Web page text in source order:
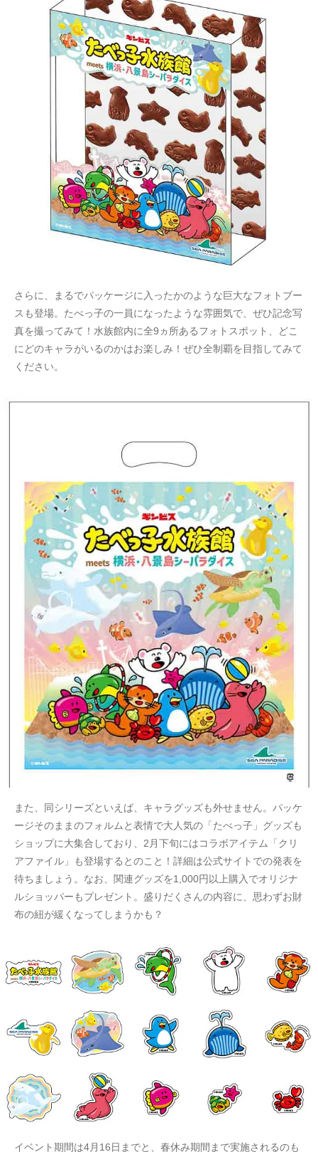
さらに、まるでパッケージに入ったかのような巨大なフォトブー
スも登場。たべっ子の一員になったような雰囲気で、ぜひ記念写
真を撮ってみて！水族館内に全9ヵ所あるフォトスポット、どこ
にどのキャラがいるのかはお楽しみ！ぜひ全制覇を目指してみて
ください。
また、同シリーズといえば、キャラグッズも外せません。パッケ
ージそのままのフォルムと表情で大人気の「たべっ子」グッズも
ショップに大集合しており、2月下旬にはコラボアイテム「クリ
アファイル」も登場するとのこと！詳細は公式サイトでの発表を
待ちましょう。なお、関連グッズを1,000円以上購入でオリジナ
ルショッパーもプレゼント。盛りだくさんの内容に、思わずお財
布の紐が緩くなってしまうかも？
イベント期間は4月16日までと、春休み期間まで実施されるのも